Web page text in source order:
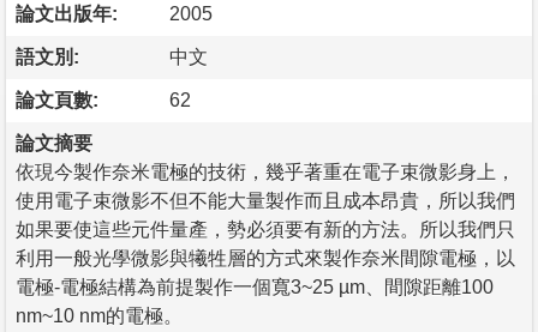
論文出版年: 2005
語文別: 中文
論文頁數: 62
論文摘要
依現今製作奈米電極的技術，幾乎著重在電子束微影身上，
使用電子束微影不但不能大量製作而且成本昂貴，所以我們
如果要使這些元件量產，勢必須要有新的方法。所以我們只
利用一般光學微影與犧牲層的方式來製作奈米間隙電極，以
電極-電極結構為前提製作一個寬3~25 µm、間隙距離100
nm~10 nm的電極。